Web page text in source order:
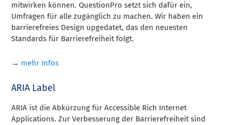
mitwirken können. QuestionPro setzt sich dafür ein,
Umfragen für alle zugänglich zu machen. Wir haben ein
barrierefreies Design upgedatet, das den neuesten
Standards für Barrierefreiheit folgt.
→ mehr Infos
ARIA Label
ARIA ist die Abkürzung für Accessible Rich Internet
Applications. Zur Verbesserung der Barrierefreiheit sind